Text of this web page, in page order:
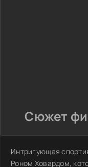
Сюжет
Интригующая
Роном Ховардом,